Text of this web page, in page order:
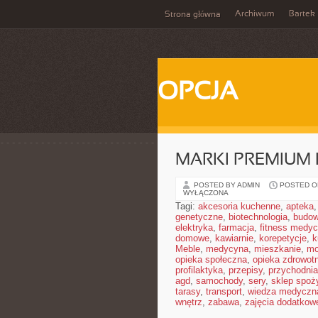
Strona główna Archiwum Bartek
OPCJA
MARKI PREMIUM
POSTED BY ADMIN POSTED
WYŁĄCZONA
Tagi: akcesoria kuchenne, apteka,
genetyczne, biotechnologia,
elektryka, farmacja, fitness
domowe, kawiarnie, korepetycje,
Meble, medycyna, mieszkanie,
opieka społeczna, opieka
profilaktyka, przepisy, przychodnia
agd, samochody, sery, sklep
tarasy, transport, wiedza
wnętrz, zabawa, zajęcia